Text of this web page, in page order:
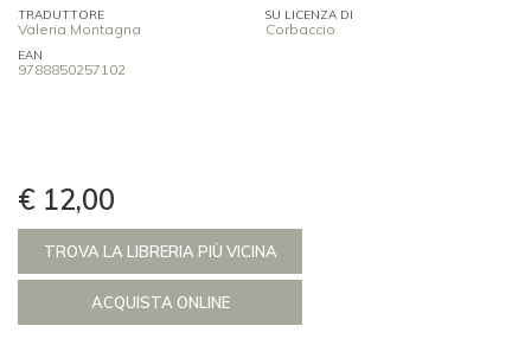
TRADUTTORE
Valeria Montagna
SU LICENZA DI
Corbaccio
EAN
9788850257102
€ 12,00
TROVA LA LIBRERIA PIÙ VICINA
ACQUISTA ONLINE